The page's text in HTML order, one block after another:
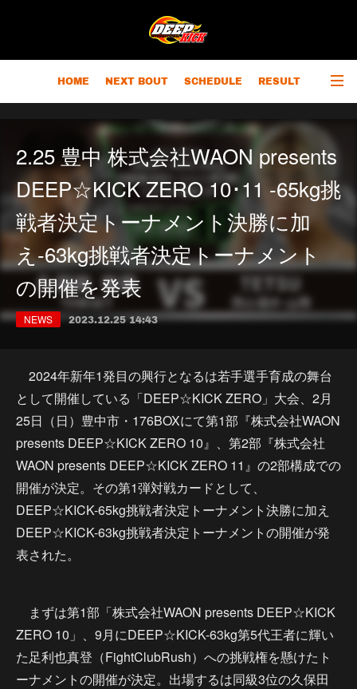
HOME NEXT BOUT SCHEDULE RESULT
RANKING CHAMPIONS OUTLINE
2.25 豊中 株式会社WAON presents
DEEP☆KICK ZERO 10･11 -65kg挑
戦者決定トーナメント決勝に加
え-63kg挑戦者決定トーナメント
の開催を発表
NEWS 2023.12.25 14:43
2024年新年1発目の興行となるは若手選手育成の舞台
として開催している「DEEP☆KICK ZERO」大会、2月
25日（日）豊中市・176BOXにて第1部『株式会社WAON
presents DEEP☆KICK ZERO 10』、第2部『株式会社
WAON presents DEEP☆KICK ZERO 11』の2部構成での
開催が決定。その第1弾対戦カードとして、
DEEP☆KICK-65kg挑戦者決定トーナメント決勝に加え
DEEP☆KICK-63kg挑戦者決定トーナメントの開催が発
表された。
まずは第1部「株式会社WAON presents DEEP☆KICK
ZERO 10」、9月にDEEP☆KICK-63kg第5代王者に輝い
た足利也真登（FightClubRush）への挑戦権を懸けたト
ーナメントの開催が決定。出場するは同級3位の久保田